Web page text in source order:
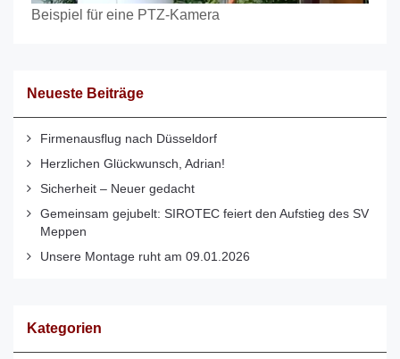
Beispiel für eine PTZ-Kamera
Neueste Beiträge
Firmenausflug nach Düsseldorf
Herzlichen Glückwunsch, Adrian!
Sicherheit – Neuer gedacht
Gemeinsam gejubelt: SIROTEC feiert den Aufstieg des SV
Meppen
Unsere Montage ruht am 09.01.2026
Kategorien